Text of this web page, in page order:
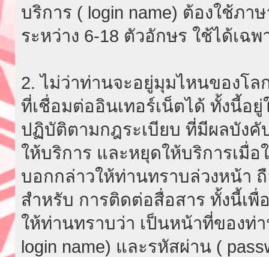
บริการ ( login name) ต้องใช้ภ
ระหว่าง 6-18 ตัวอักษร ใช้ได้เฉ
2. ไม่ว่าท่านจะอยู่มุมไหนของโล
ที่เชื่อมต่ออินเทอร์เน็ตได้ ทั้งนี้อ
ปฏิบัติตามกฎระเบียบ ที่มีผลบังคั
ให้บริการ และหยุดให้บริการเมื่
บอกกล่าวให้ท่านทราบล่วงหน้า
สำหรับ การติดต่อสื่อสาร ทั้งนี้เพื่
ให้ท่านทราบว่า เป็นหน้าที่ของท่
login name) และรหัสผ่าน (